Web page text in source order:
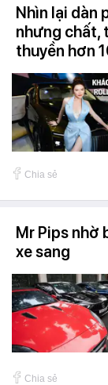
Nhìn lại dàn
nhưng chất,
thuyền hơn
Chia sẻ
Mr Pips nhờ
xe sang
Chia sẻ